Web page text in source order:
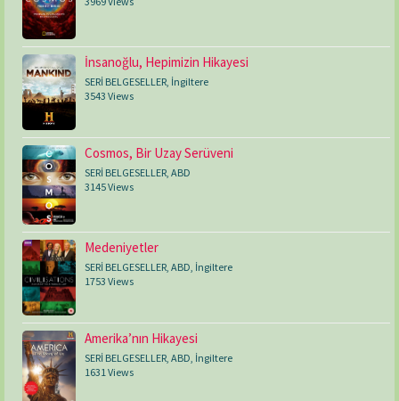
İnsanoğlu, Hepimizin Hikayesi
SERİ BELGESELLER İngiltere
3543 Views
Cosmos, Bir Uzay Serüveni
SERİ BELGESELLER, ABD
3145 Views
Medeniyetler
SERİ BELGESELLER ABD İngiltere
1753 Views
Amerika’nın Hikayesi
SERİ BELGESELLER, ABD, İngiltere
1631 Views